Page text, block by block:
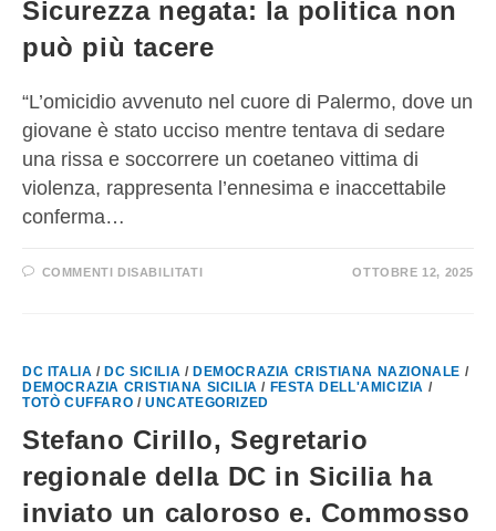
Sicurezza negata: la politica non
può più tacere
“L’omicidio avvenuto nel cuore di Palermo, dove un
giovane è stato ucciso mentre tentava di sedare
una rissa e soccorrere un coetaneo vittima di
violenza, rappresenta l’ennesima e inaccettabile
conferma…
COMMENTI DISABILITATI OTTOBRE 12, 2025
DC ITALIA / DC SICILIA / DEMOCRAZIA CRISTIANA NAZIONALE /
DEMOCRAZIA CRISTIANA SICILIA / FESTA DELL'AMICIZIA /
TOTÒ CUFFARO /UNCATEGORIZED
Stefano Cirillo, Segretario
regionale della DC in Sicilia ha
inviato un caloroso e. Commosso